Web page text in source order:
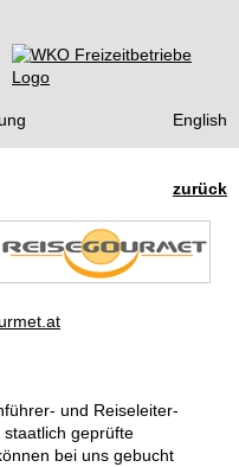
English
zurück
und Reiseleiter-
geprüfte
bei uns gebucht